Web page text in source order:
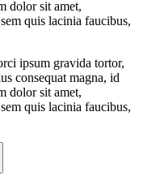
dolor sit amet,
quis lacinia faucibus,
ipsum gravida tortor,
consequat magna, id
dolor sit amet,
quis lacinia faucibus,